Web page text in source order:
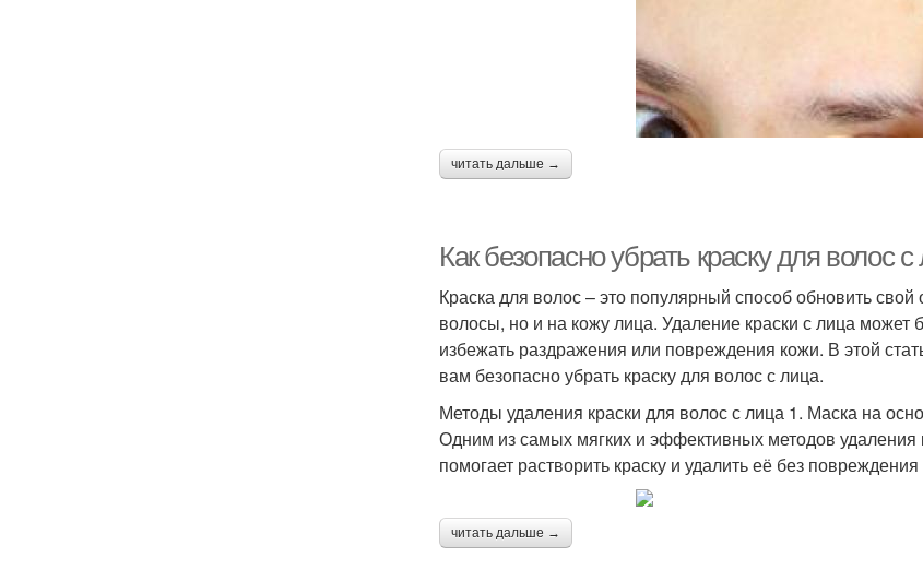
читать дальше →
Как безопасно убрать краску для волос
Краска для волос – это популярный способ обновить
волосы, но и на кожу лица. Удаление краски с лица
избежать раздражения или повреждения кожи. В этой
вам безопасно убрать краску для волос с лица.
Методы удаления краски для волос с лица 1. Маска на
Одним из самых мягких и эффективных методов
помогает растворить краску и удалить её без
читать дальше →